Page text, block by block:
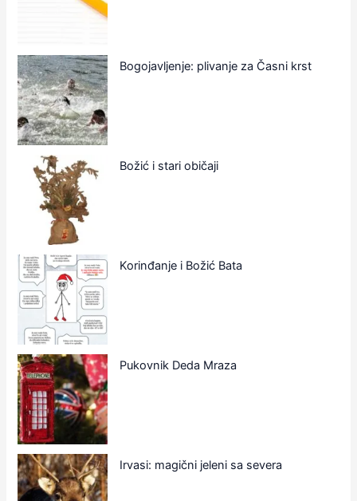
Bogojavljenje: plivanje za Časni krst
Božić i stari običaji
Korinđanje i Božić Bata
Pukovnik Deda Mraza
Irvasi: magični jeleni sa severa